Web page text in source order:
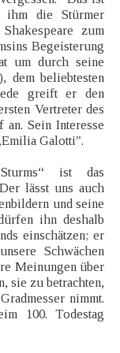
ihm die Stürmer
zum
Begeisterung
um durch seine
dem beliebtesten
greift er den
Vertreter des
an. Sein Interesse
Galotti".
ist das
lässt uns auch
und seine
ihn deshalb
einschätzen; er
Schwächen
Meinungen über
sie zu betrachten,
nimmt.
100. Todestag